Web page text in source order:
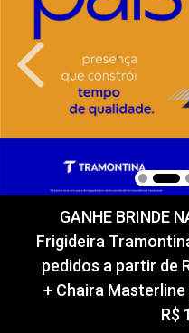
GANHE BRINDE
Frigideira
pedidos a partir de
+ Chaira
R$